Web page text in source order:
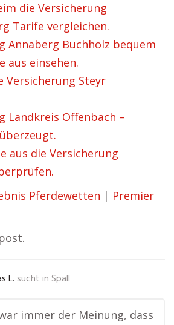
die Versicherung
Tarife vergleichen.
Annaberg Buchholz bequem
aus einsehen.
Versicherung Steyr
Landkreis Offenbach –
aus die Versicherung
Pferdewetten | Premier
L. sucht in Spall
immer der Meinung, dass